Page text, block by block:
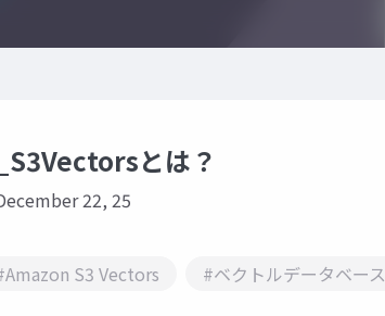
とは？
22, 25
S3 Vectors #ベクトルデータベース